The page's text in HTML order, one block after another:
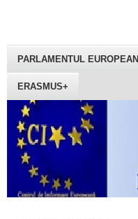
PARLAMENTUL EUROPEAN
ERASMUS+